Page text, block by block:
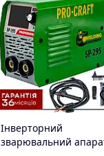
Інверторний
зварювальний